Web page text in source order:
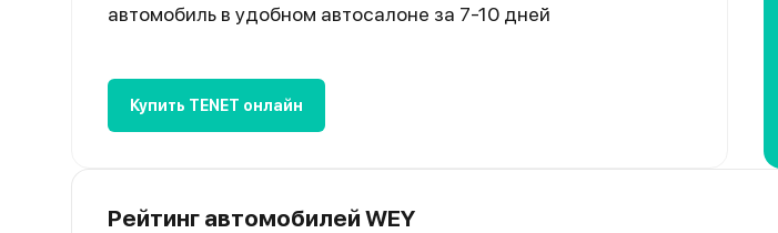
автомобиль в удобном автосалоне за 7-10 дней
Купить TENET онлайн
Рейтинг автомобилей WEY